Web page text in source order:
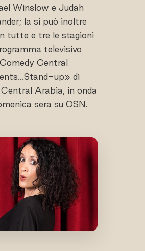
Winslow e Judah
la si può inoltre
tutte e tre le stagioni
televisivo
Central
up» di
Arabia, in onda
sera su OSN.